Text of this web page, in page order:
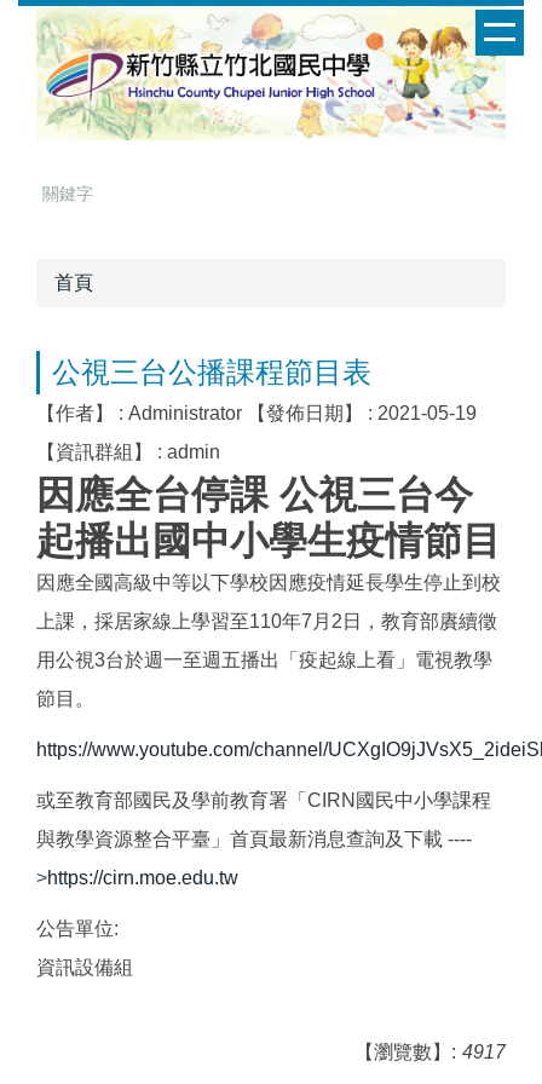
首頁
公視三台公播課程節目表
【作者】 : Administrator 【發佈日期】 : 2021-05-19
【資訊群組】 : admin
因應全台停課 公視三台今
起播出國中小學生疫情節目
因應全國高級中等以下學校因應疫情延長學生停止到校
上課，採居家線上學習至110年7月2日，教育部賡續徵
用公視3台於週一至週五播出「疫起線上看」電視教學
節目。
https://www.youtube.com/channel/
或至教育部國民及學前教育署「CIRN國民中小學課程
與教學資源整合平臺」首頁最新消息查詢及下載 ----
>https://cirn.moe.edu.tw
公告單位:
資訊設備組
【瀏覽數】: 4917